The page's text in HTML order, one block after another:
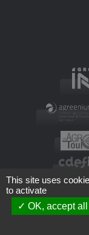
This site uses
to activate
OK, accept all